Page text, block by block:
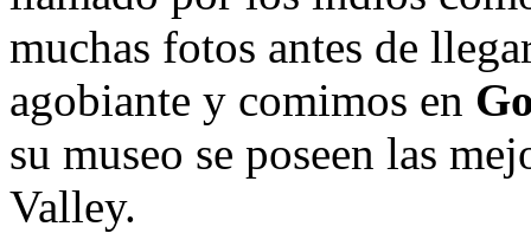
muchas fotos antes de
agobiante y comimos en
su museo se poseen las
Valley.